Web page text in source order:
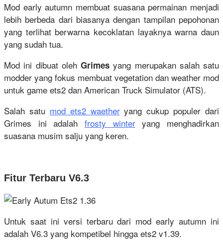
Mod early autumn membuat suasana permainan menjadi
lebih berbeda dari biasanya dengan tampilan pepohonan
yang terlihat berwarna kecoklatan layaknya warna daun
yang sudah tua.
Mod ini dibuat oleh Grimes yang merupakan salah satu
modder yang fokus membuat vegetation dan weather mod
untuk game ets2 dan American Truck Simulator (ATS).
Salah satu mod ets2 waetheryang cukup populer dari
Grimes ini adalah frosty winteryang menghadirkan
suasana musim salju yang keren.
Fitur Terbaru V6.3
Untuk saat ini versi terbaru dari mod early autumn ini
adalah V6.3 yang kompetibel hingga ets2 v1.39.